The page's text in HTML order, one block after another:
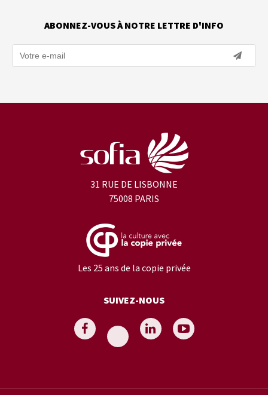
ABONNEZ-VOUS À NOTRE LETTRE D'INFO
31 RUE DE LISBONNE
75008 PARIS
Les 25 ans de la copie privée
SUIVEZ-NOUS